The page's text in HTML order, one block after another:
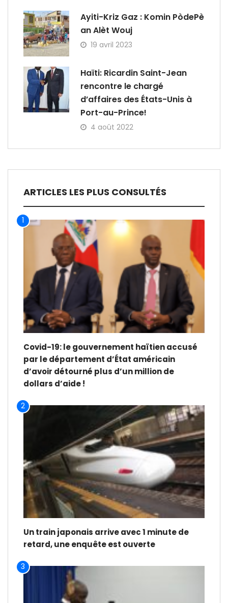
Ayiti-Kriz Gaz : Komin PòdePè
an Alèt Wouj
19 avril 2023
Haïti: Ricardin Saint-Jean
rencontre le chargé
d’affaires des États-Unis à
Port-au-Prince!
4 août 2022
ARTICLES LES PLUS CONSULTÉS
1
Covid-19: le gouvernement haïtien accusé
par le département d’État américain
d’avoir détourné plus d’un million de
dollars d’aide !
2
Un train japonais arrive avec 1 minute de
retard, une enquête est ouverte
3